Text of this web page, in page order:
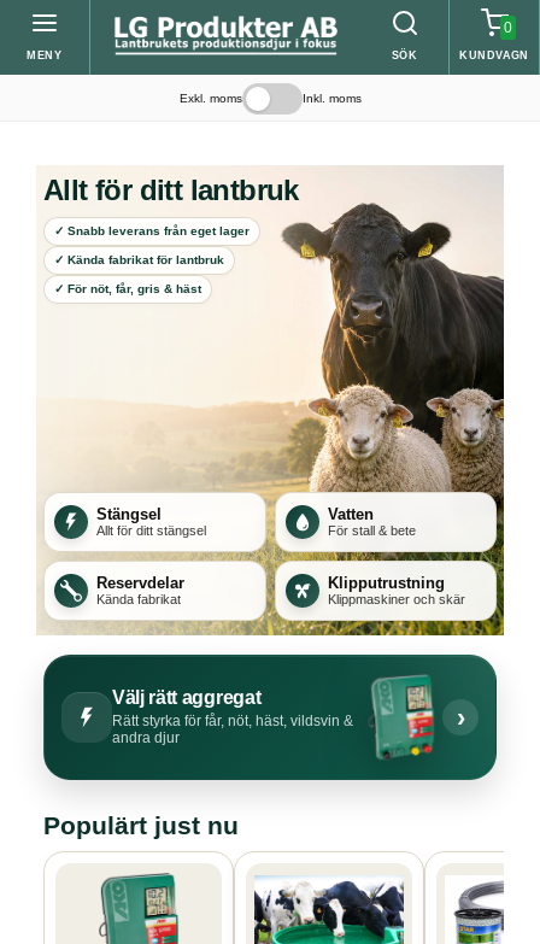
MENY SÖK
0
KUNDVAGN
Exkl. moms Inkl. moms
Allt för ditt lantbruk
✓ Snabb leverans från eget lager
✓ Kända fabrikat för lantbruk
✓ För nöt, får, gris & häst
Stängsel
Allt för ditt stängsel
Vatten
För stall & bete
Reservdelar
Kända fabrikat
Klipputrustning
Klippmaskiner och skär
Välj rätt aggregat
Rätt styrka för får, nöt, häst, vildsvin &
andra djur
›
Populärt just nu